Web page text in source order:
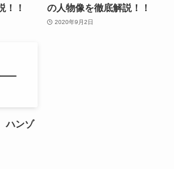
！！
の人物像を徹底解説！！
2020年9月2日
ハンゾ